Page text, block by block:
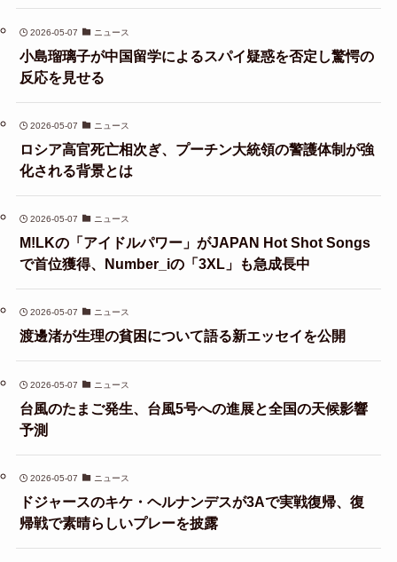
2026-05-07 ニュース
小島瑠璃子が中国留学によるスパイ疑惑を否定し驚愕の
反応を見せる
2026-05-07 ニュース
ロシア高官死亡相次ぎ、プーチン大統領の警護体制が強
化される背景とは
2026-05-07 ニュース
M!LKの「アイドルパワー」がJAPAN Hot Shot Songs
で首位獲得、Number_iの「3XL」も急成長中
2026-05-07 ニュース
渡邊渚が生理の貧困について語る新エッセイを公開
2026-05-07 ニュース
台風のたまご発生、台風5号への進展と全国の天候影響
予測
2026-05-07 ニュース
ドジャースのキケ・ヘルナンデスが3Aで実戦復帰、復
帰戦で素晴らしいプレーを披露